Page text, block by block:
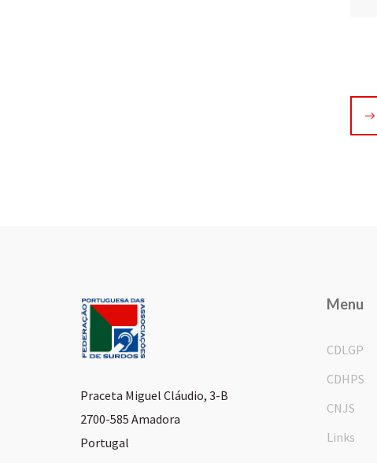
Praceta Miguel Cláudio, 3-B
2700-585 Amadora
Portugal
Menu
CDLGP
CDHPS
CNJS
Links